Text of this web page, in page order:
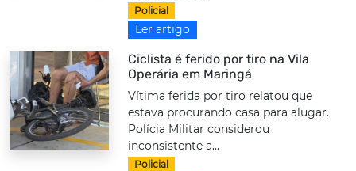
Policial
Ler artigo
Ciclista é ferido por tiro na Vila
Operária em Maringá
Vítima ferida por tiro relatou que
estava procurando casa para alugar.
Polícia Militar considerou
inconsistente a...
Policial